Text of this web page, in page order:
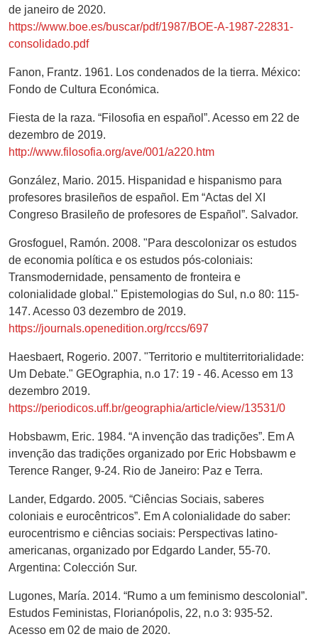
de janeiro de 2020.
https://www.boe.es/buscar/pdf/1987/BOE-A-1987-22831-
consolidado.pdf
Fanon, Frantz. 1961. Los condenados de la tierra. México:
Fondo de Cultura Económica.
Fiesta de la raza. “Filosofia en español”. Acesso em 22 de
dezembro de 2019.
http://www.filosofia.org/ave/001/a220.htm
González, Mario. 2015. Hispanidad e hispanismo para
profesores brasileños de español. Em “Actas del XI
Congreso Brasileño de profesores de Español”. Salvador.
Grosfoguel, Ramón. 2008. "Para descolonizar os estudos
de economia política e os estudos pós-coloniais:
Transmodernidade, pensamento de fronteira e
colonialidade global." Epistemologias do Sul, n.o 80: 115-
147. Acesso 03 dezembro de 2019.
https://journals.openedition.org/rccs/697
Haesbaert, Rogerio. 2007. "Territorio e multiterritorialidade:
Um Debate." GEOgraphia, n.o 17: 19 - 46. Acesso em 13
dezembro 2019.
https://periodicos.uff.br/geographia/article/view/13531/0
Hobsbawm, Eric. 1984. “A invenção das tradições”. Em A
invenção das tradições organizado por Eric Hobsbawm e
Terence Ranger, 9-24. Rio de Janeiro: Paz e Terra.
Lander, Edgardo. 2005. “Ciências Sociais, saberes
coloniais e eurocêntricos”. Em A colonialidade do saber:
eurocentrismo e ciências sociais: Perspectivas latino-
americanas, organizado por Edgardo Lander, 55-70.
Argentina: Colección Sur.
Lugones, María. 2014. “Rumo a um feminismo descolonial”.
Estudos Feministas, Florianópolis, 22, n.o 3: 935-52.
Acesso em 02 de maio de 2020.